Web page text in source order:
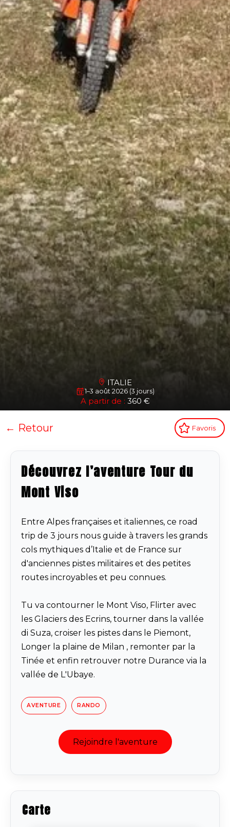
ITALIE
1–3 août 2026 (3 jours)
A partir de : 360 €
← Retour Favoris
Découvrez l’aventure Tour du
Mont Viso
Entre Alpes françaises et italiennes, ce road
trip de 3 jours nous guide à travers les grands
cols mythiques d’Italie et de France sur
d'anciennes pistes militaires et des petites
routes incroyables et peu connues.
Tu va contourner le Mont Viso, Flirter avec
les Glaciers des Ecrins, tourner dans la vallée
di Suza, croiser les pistes dans le Piemont,
Longer la plaine de Milan , remonter par la
Tinée et enfin retrouver notre Durance via la
vallée de L'Ubaye.
AVENTURE RANDO
Rejoindre l'aventure
Carte